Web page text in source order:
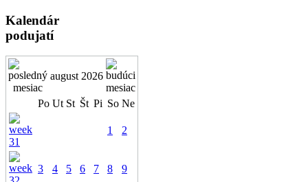
Kalendár
podujatí
august 2026
Po Ut St Št Pi So Ne
1 2
3 4 5 6 7 8 9